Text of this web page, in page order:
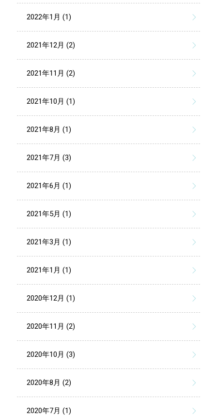
2022年1月 (1)
2021年12月 (2)
2021年11月 (2)
2021年10月 (1)
2021年8月 (1)
2021年7月 (3)
2021年6月 (1)
2021年5月 (1)
2021年3月 (1)
2021年1月 (1)
2020年12月 (1)
2020年11月 (2)
2020年10月 (3)
2020年8月 (2)
2020年7月 (1)